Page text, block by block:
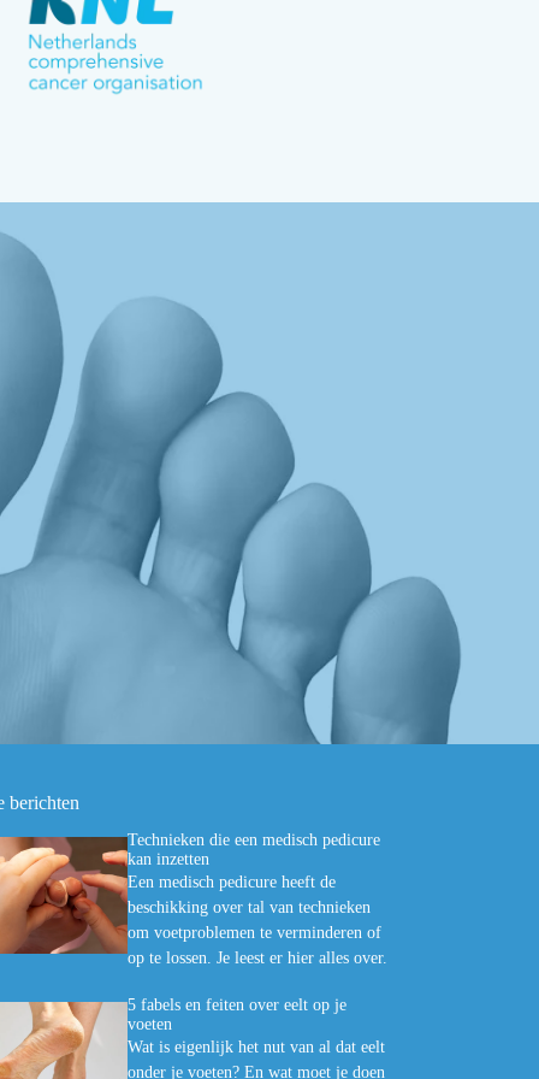
berichten
Technieken die een medisch pedicure
kan inzetten
Een medisch pedicure heeft de
beschikking over tal van technieken
om voetproblemen te verminderen of
op te lossen. Je leest er hier alles over.
5 fabels en feiten over eelt op je
voeten
Wat is eigenlijk het nut van al dat eelt
onder je voeten? En wat moet je doen